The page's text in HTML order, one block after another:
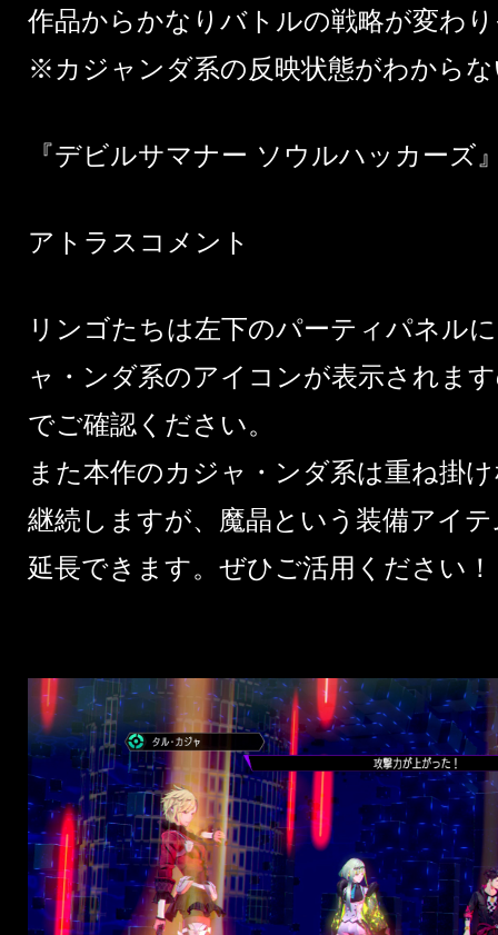
作品からかなりバトルの戦略が変わ
※カジャンダ系の反映状態がわから
『デビルサマナー ソウルハッカーズ
アトラスコメント
リンゴたちは左下のパーティパネル
ャ・ンダ系のアイコンが表示されま
でご確認ください。
また本作のカジャ・ンダ系は重ね掛
継続しますが、魔晶という装備アイ
延長できます。ぜひご活用ください！